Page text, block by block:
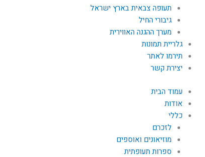
תעופה צבאית בארץ ישראל
גיבורי החיל
מערך ההגנה האווירית
גלריית תמונות
תירמו לאתר
יצירת קשר
עמוד הבית
אודות
כללי
לזכרם
מוזיאונים ואוספים
ספרות תעופתית